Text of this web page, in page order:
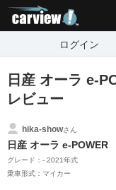
ログイン
日産 オーラ e-
レビュー
hika-showさん
日産 オーラ e-POWER
グレード：- 2021年式
乗車形式：マイカー